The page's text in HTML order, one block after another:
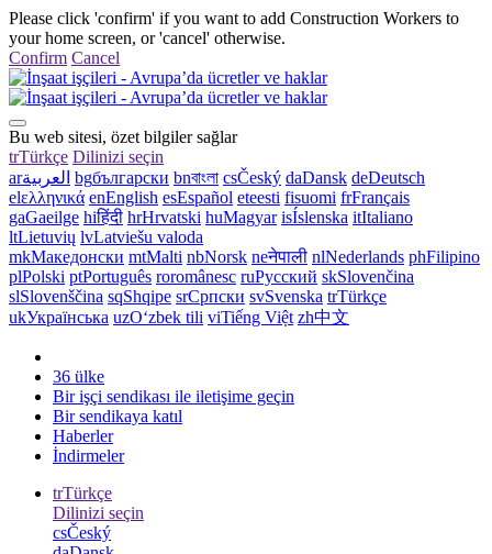
Please click 'confirm' if you want to add Construction Workers to
your home screen, or 'cancel' otherwise.
Confirm Cancel
Bu web sitesi, özet bilgiler sağlar
trTürkçe Dilinizi seçin
arالعربية bgбългарски bnবাংলা csČeský daDansk deDeutsch
elελληνικά enEnglish esEspañol eteesti fisuomi frFrançais
gaGaeilge hiहिंदी hrHrvatski huMagyar isÍslenska itItaliano
ltLietuvių lvLatviešu valoda
mkМакедонски mtMalti nbNorsk neनेपाली nlNederlands phFilipino
plPolski ptPortuguês roromânesc ruРусский skSlovenčina
slSlovenščina sqShqipe srСрпски svSvenska trTürkçe
ukУкраїнська uzOʻzbek tili viTiếng Việt zh中文
36 ülke
Bir işçi sendikası ile iletişime geçin
Bir sendikaya katıl
Haberler
İndirmeler
trTürkçe
Dilinizi seçin
csČeský